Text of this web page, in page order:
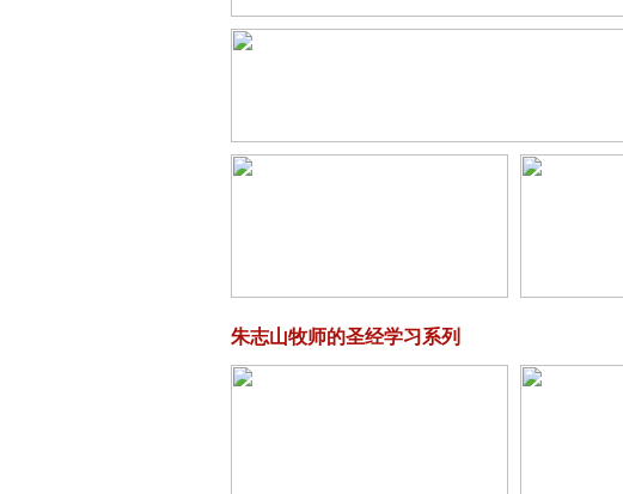
朱志山牧师的圣经学习系列